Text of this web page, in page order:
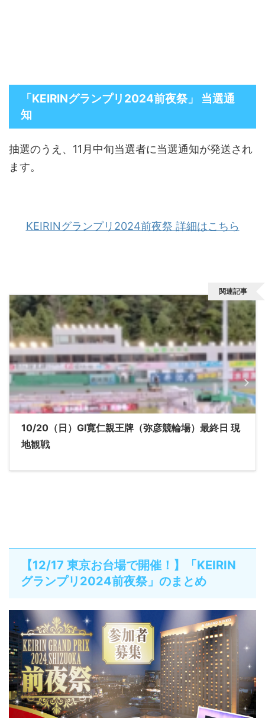
「KEIRINグランプリ2024前夜祭」 当選通
知
抽選のうえ、11月中旬当選者に当選通知が発送され
ます。
KEIRINグランプリ2024前夜祭 詳細はこちら
10/20（日）GⅠ寛仁親王牌（弥彦競輪場）最終日 現
地観戦
関連記事
【12/17 東京お台場で開催！】「KEIRIN
グランプリ2024前夜祭」のまとめ